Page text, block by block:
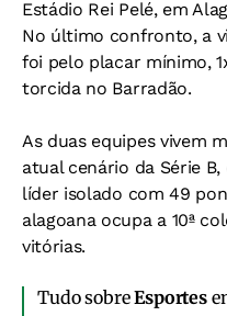
Estádio Rei Pelé, em
No último confronto, a
foi pelo placar mínimo,
torcida no Barradão.
As duas equipes vivem
atual cenário da Série
líder isolado com 49
alagoana ocupa a 10ª
vitórias.
Tudo sobreEsportes